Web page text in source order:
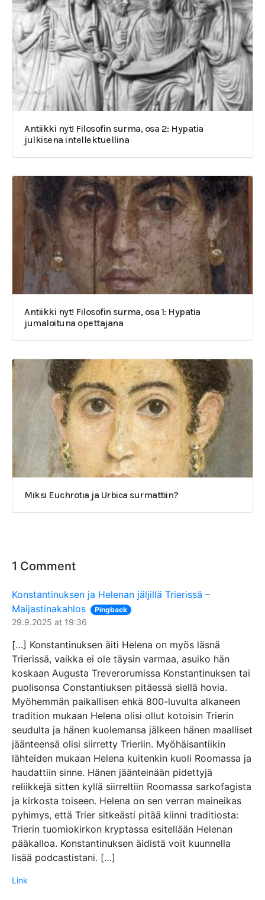
Antiikki nyt! Filosofin surma, osa 2: Hypatia
julkisena intellektuellina
Antiikki nyt! Filosofin surma, osa 1: Hypatia
jumaloituna opettajana
Miksi Euchrotia ja Urbica surmattiin?
1 Comment
Konstantinuksen ja Helenan jäljillä Trierissä –
Maijastinakahlos
Pingback
29.9.2025 at 19:36
[…] Konstantinuksen äiti Helena on myös läsnä
Trierissä, vaikka ei ole täysin varmaa, asuiko hän
koskaan Augusta Treverorumissa Konstantinuksen tai
puolisonsa Constantiuksen pitäessä siellä hovia.
Myöhemmän paikallisen ehkä 800-luvulta alkaneen
tradition mukaan Helena olisi ollut kotoisin Trierin
seudulta ja hänen kuolemansa jälkeen hänen maalliset
jäänteensä olisi siirretty Trieriin. Myöhäisantiikin
lähteiden mukaan Helena kuitenkin kuoli Roomassa ja
haudattiin sinne. Hänen jäänteinään pidettyjä
reliikkejä sitten kyllä siirreltiin Roomassa sarkofagista
ja kirkosta toiseen. Helena on sen verran maineikas
pyhimys, että Trier sitkeästi pitää kiinni traditiosta:
Trierin tuomiokirkon kryptassa esitellään Helenan
pääkalloa. Konstantinuksen äidistä voit kuunnella
lisää podcastistani. […]
Link